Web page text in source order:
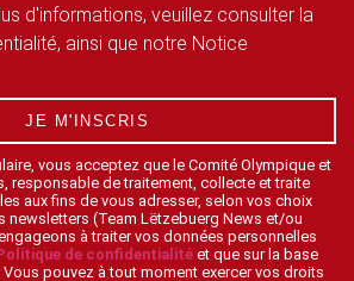
d'informations, veuillez consulter la
ainsi que notre Notice
JE M'INSCRIS
vous acceptez que le Comité Olympique et
responsable de traitement, collecte et traite
aux fins de vous adresser, selon vos choix
newsletters (Team Lëtzebuerg News et/ou
à traiter vos données personnelles
de confidentialité et que sur la base
pouvez à tout moment exercer vos droits